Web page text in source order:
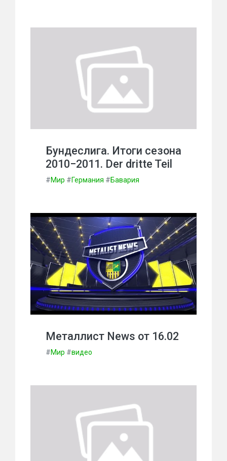
Бундеслига. Итоги сезона
2010−2011. Der dritte Teil
#Мир #Германия #Бавария
Металлист News от 16.02
#Мир #видео